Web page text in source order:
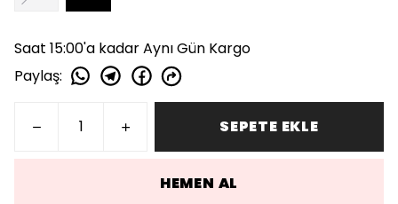
Saat 15:00'a kadar Aynı Gün Kargo
Paylaş:
SEPETE EKLE
HEMEN AL